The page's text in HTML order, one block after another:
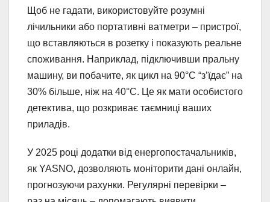
Щоб не гадати, використовуйте розумні
лічильники або портативні ватметри – пристрої,
що вставляються в розетку і показують реальне
споживання. Наприклад, підключивши пральну
машину, ви побачите, як цикл на 90°C “з’їдає” на
30% більше, ніж на 40°C. Це як мати особистого
детектива, що розкриває таємниці ваших
приладів.
У 2025 році додатки від енергопостачальників,
як YASNO, дозволяють моніторити дані онлайн,
прогнозуючи рахунки. Регулярні перевірки –